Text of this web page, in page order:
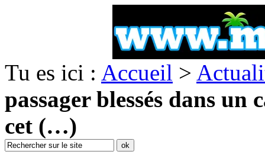
Tu es ici : Accueil >
passager blessés dans
cet (…)